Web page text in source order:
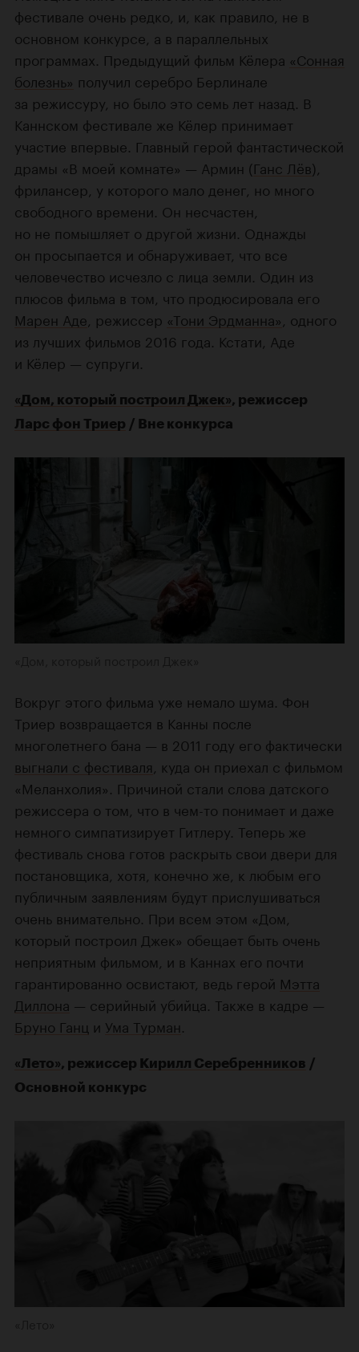
фестивале очень редко, и, как правило, не в
основном конкурсе, а в параллельных
программах. Предыдущий фильм Кёлера «Сонная
болезнь» получил серебро Берлинале
за режиссуру, но было это семь лет назад. В
Каннском фестивале же Кёлер принимает
участие впервые. Главный герой фантастической
драмы «В моей комнате» — Армин (Ганс Лёв),
фрилансер, у которого мало денег, но много
свободного времени. Он несчастен,
но не помышляет о другой жизни. Однажды
он просыпается и обнаруживает, что все
человечество исчезло с лица земли. Один из
плюсов фильма в том, что продюсировала его
Марен Аде , режиссер «Тони Эрдманна» , одного
из лучших фильмов 2016 года. Кстати, Аде
и Кёлер — супруги.
«Дом, который построил Джек», режиссер
Ларс фон Триер / Вне конкурса
Вокруг этого фильма уже немало шума. Фон
Триер возвращается в Канны после
многолетнего бана — в 2011 году его фактически
выгнали с фестиваля , куда он приехал с фильмом
«Меланхолия». Причиной стали слова датского
режиссера о том, что в чем-то понимает и даже
немного симпатизирует Гитлеру. Теперь же
фестиваль снова готов раскрыть свои двери для
постановщика, хотя, конечно же, к любым его
публичным заявлениям будут прислушиваться
очень внимательно. При всем этом «Дом,
который построил Джек» обещает быть очень
неприятным фильмом, и в Каннах его почти
гарантированно освистают, ведь герой Мэтта
Диллона — серийный убийца. Также в кадре —
Бруно Ганц и Ума Турман
«Лето», режиссер Кирилл Серебренников /
Основной конкурс